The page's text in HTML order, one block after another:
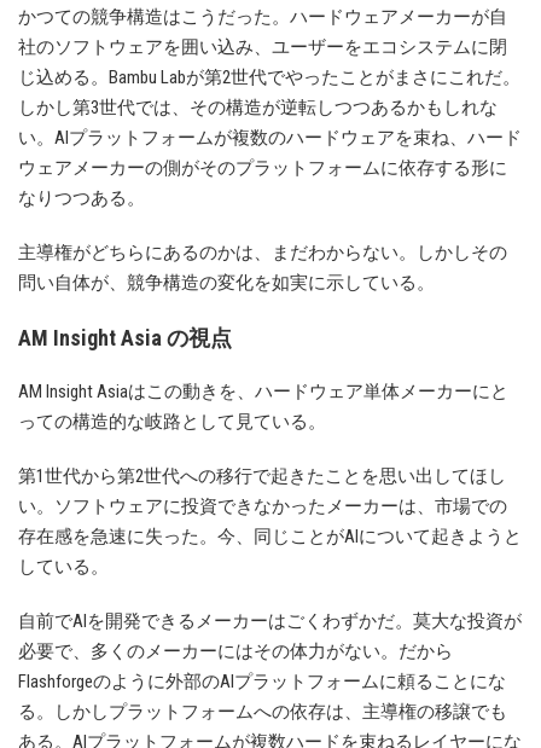
かつての競争構造はこうだった。ハードウェアメーカーが自
社のソフトウェアを囲い込み、ユーザーをエコシステムに閉
じ込める。Bambu Labが第2世代でやったことがまさにこれだ。
しかし第3世代では、その構造が逆転しつつあるかもしれな
い。AIプラットフォームが複数のハードウェアを束ね、ハード
ウェアメーカーの側がそのプラットフォームに依存する形に
なりつつある。
主導権がどちらにあるのかは、まだわからない。しかしその
問い自体が、競争構造の変化を如実に示している。
AM Insight Asia の視点
AM Insight Asiaはこの動きを、ハードウェア単体メーカーにと
っての構造的な岐路として見ている。
第1世代から第2世代への移行で起きたことを思い出してほし
い。ソフトウェアに投資できなかったメーカーは、市場での
存在感を急速に失った。今、同じことがAIについて起きようと
している。
自前でAIを開発できるメーカーはごくわずかだ。莫大な投資が
必要で、多くのメーカーにはその体力がない。だから
Flashforgeのように外部のAIプラットフォームに頼ることにな
る。しかしプラットフォームへの依存は、主導権の移譲でも
ある。AIプラットフォームが複数ハードを束ねるレイヤーにな